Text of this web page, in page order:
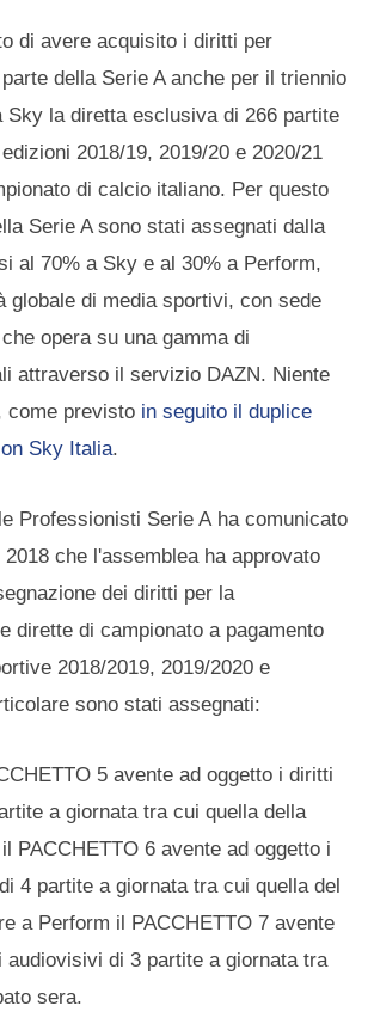
di avere acquisito i diritti per
della Serie A anche per il triennio
Sky la diretta esclusiva di 266 partite
2018/19, 2019/20 e 2020/21
di calcio italiano. Per questo
Serie A sono stati assegnati dalla
al 70% a Sky e al 30% a Perform,
globale di media sportivi, con sede
opera su una gamma di
attraverso il servizio DAZN. Niente
come previsto in seguito il duplice
Sky Italia.
Professionisti Serie A ha comunicato
che l'assemblea ha approvato
dei diritti per la
dirette di campionato a pagamento
2018/2019, 2019/2020 e
sono stati assegnati:
5 avente ad oggetto i diritti
a giornata tra cui quella della
PACCHETTO 6 avente ad oggetto i
4 partite a giornata tra cui quella del
a Perform il PACCHETTO 7 avente
audiovisivi di 3 partite a giornata tra
sera.